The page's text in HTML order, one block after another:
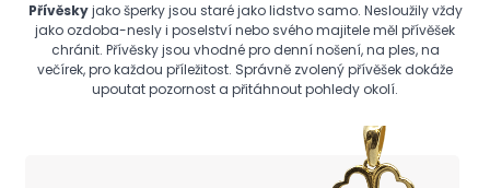
Přívěskyjako šperky jsou staré jako lidstvo samo. Nesloužily vždy
jako ozdoba-nesly i poselství nebo svého majitele měl přívěšek
chránit. Přívěsky jsou vhodné pro denní nošení, na ples, na
večírek, pro každou příležitost. Správně zvolený přívěšek dokáže
upoutat pozornost a přitáhnout pohledy okolí.